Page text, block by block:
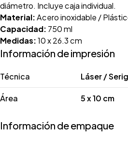
diámetro. Incluye caja individual.
Material:Acero inoxidable /
Capacidad: 750 ml
Medidas:10 x 26.3 cm
Información de impresión
Técnica Láser /
Área 5 x 10 cm
Información de empaque